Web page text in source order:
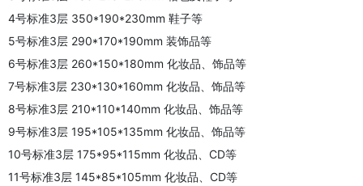
4号标准3层 350*190*230mm 鞋子等
5号标准3层 290*170*190mm 装饰品等
6号标准3层 260*150*180mm 化妆品、饰品等
7号标准3层 230*130*160mm 化妆品、饰品等
8号标准3层 210*110*140mm 化妆品、饰品等
9号标准3层 195*105*135mm 化妆品、饰品等
10号标准3层 175*95*115mm 化妆品、CD等
11号标准3层 145*85*105mm 化妆品、CD等